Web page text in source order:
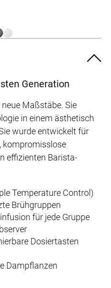
Generation
neue Maßstäbe. Sie
in einem ästhetisch
wurde entwickelt für
kompromisslose
effizienten Barista-
Temperature Control)
Brühgruppen
für jede Gruppe
Dosiertasten
Dampflanzen